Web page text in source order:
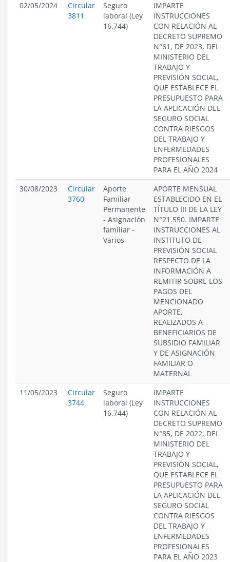
02/05/2024
Circular
3811
Seguro
laboral (Ley
16.744)
IMPARTE
INSTRUCCIONES
CON RELACIÓN AL
DECRETO SUPREMO
N°61, DE 2023, DEL
MINISTERIO DEL
TRABAJO Y
PREVISIÓN SOCIAL,
QUE ESTABLECE EL
PRESUPUESTO PARA
LA APLICACIÓN DEL
SEGURO SOCIAL
CONTRA RIESGOS
DEL TRABAJO Y
ENFERMEDADES
PROFESIONALES
PARA EL AÑO 2024
30/08/2023
Circular
3760
Aporte
Familiar
Permanente
- Asignación
familiar -
Varios
APORTE MENSUAL
ESTABLECIDO EN EL
TÍTULO III DE LA LEY
N°21.550. IMPARTE
INSTRUCCIONES AL
INSTITUTO DE
PREVISIÓN SOCIAL
RESPECTO DE LA
INFORMACIÓN A
REMITIR SOBRE LOS
PAGOS DEL
MENCIONADO
APORTE,
REALIZADOS A
BENEFICIARIOS DE
SUBSIDIO FAMILIAR
Y DE ASIGNACIÓN
FAMILIAR O
MATERNAL
11/05/2023
Circular
3744
Seguro
laboral (Ley
16.744)
IMPARTE
INSTRUCCIONES
CON RELACIÓN AL
DECRETO SUPREMO
N°85, DE 2022, DEL
MINISTERIO DEL
TRABAJO Y
PREVISIÓN SOCIAL,
QUE ESTABLECE EL
PRESUPUESTO PARA
LA APLICACIÓN DEL
SEGURO SOCIAL
CONTRA RIESGOS
DEL TRABAJO Y
ENFERMEDADES
PROFESIONALES
PARA EL AÑO 2023